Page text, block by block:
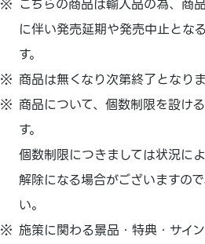
こちらの商品は輸入品の為、商
に伴い発売延期や発売中止とな
す。
商品は無くなり次第終了となりま
商品について、個数制限を設け
す。
個数制限につきましては状況に
解除になる場合がございますの
い。
施策に関わる景品・特典・サイ